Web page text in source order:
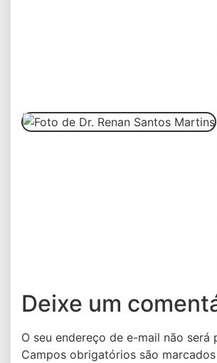
Deixe um
O seu endereço de e-mail não será
Campos obrigatórios são